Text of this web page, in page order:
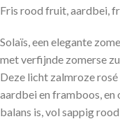
Fris rood fruit, aardbei,
Solaïs, een elegante
met verfijnde zomerse
Deze licht zalmroze
aardbei en framboos, en
balans is, vol sappig